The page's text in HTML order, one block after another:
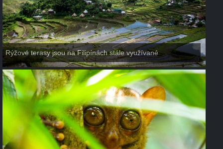
Rýžové terasy jsou na Filipínách stále využívané